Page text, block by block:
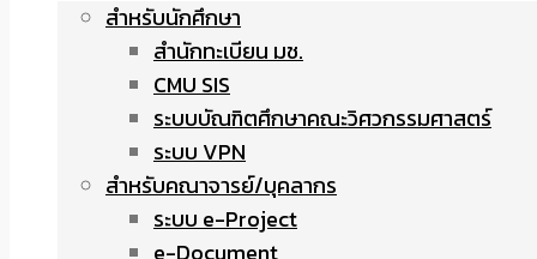
สำหรับนักศึกษา
สำนักทะเบียน มช.
CMU SIS
ระบบบัณฑิตศึกษาคณะวิศวกรรมศาสตร์
ระบบ VPN
สำหรับคณาจารย์/บุคลากร
ระบบ e-Project
e-Document